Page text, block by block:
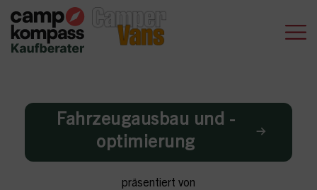
Fahrzeugausbau und -
optimierung
präsentiert von